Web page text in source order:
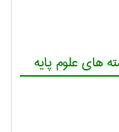
علوم پایه